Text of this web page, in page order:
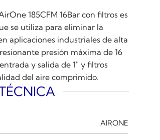
185CFM 16Bar con filtros es
se utiliza para eliminar la
aplicaciones industriales de alta
presión máxima de 16
y salida de 1″ y filtros
del aire comprimido.
AIRONE